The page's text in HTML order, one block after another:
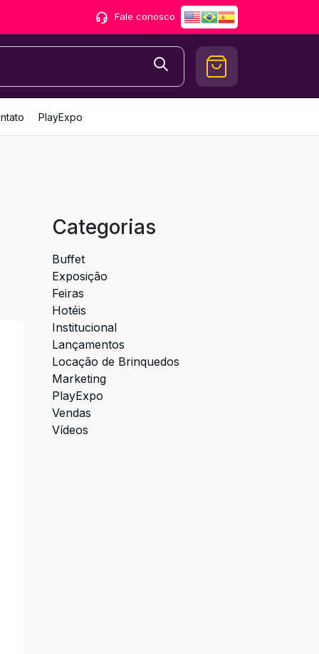
Fale conosco
PlayExpo
Categorias
Buffet
Exposição
Feiras
Hotéis
Institucional
Lançamentos
Locação de Brinquedos
Marketing
PlayExpo
Vendas
Vídeos